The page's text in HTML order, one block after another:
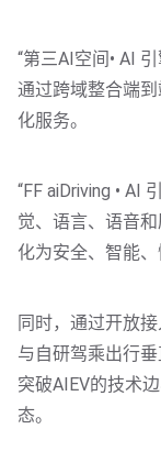
“第三AI空间• AI
通过跨域整合端
化服务。
“FF aiDriving • AI
觉、语言、语音
化为安全、智能、
同时，通过开放
与自研驾乘出行
突破AIEV的技术
态。